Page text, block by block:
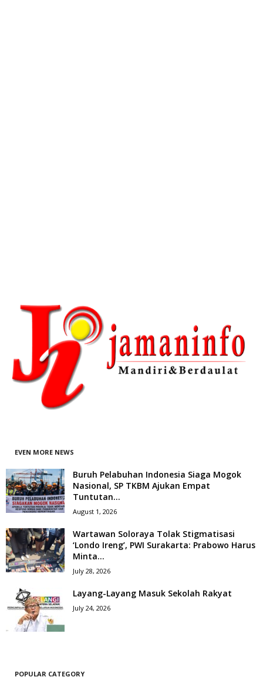
EVEN MORE NEWS
Buruh Pelabuhan Indonesia Siaga Mogok
Nasional, SP TKBM Ajukan Empat
Tuntutan...
August 1, 2026
Wartawan Soloraya Tolak Stigmatisasi
‘Londo Ireng’, PWI Surakarta: Prabowo Harus
Minta...
July 28, 2026
Layang-Layang Masuk Sekolah Rakyat
July 24, 2026
POPULAR CATEGORY